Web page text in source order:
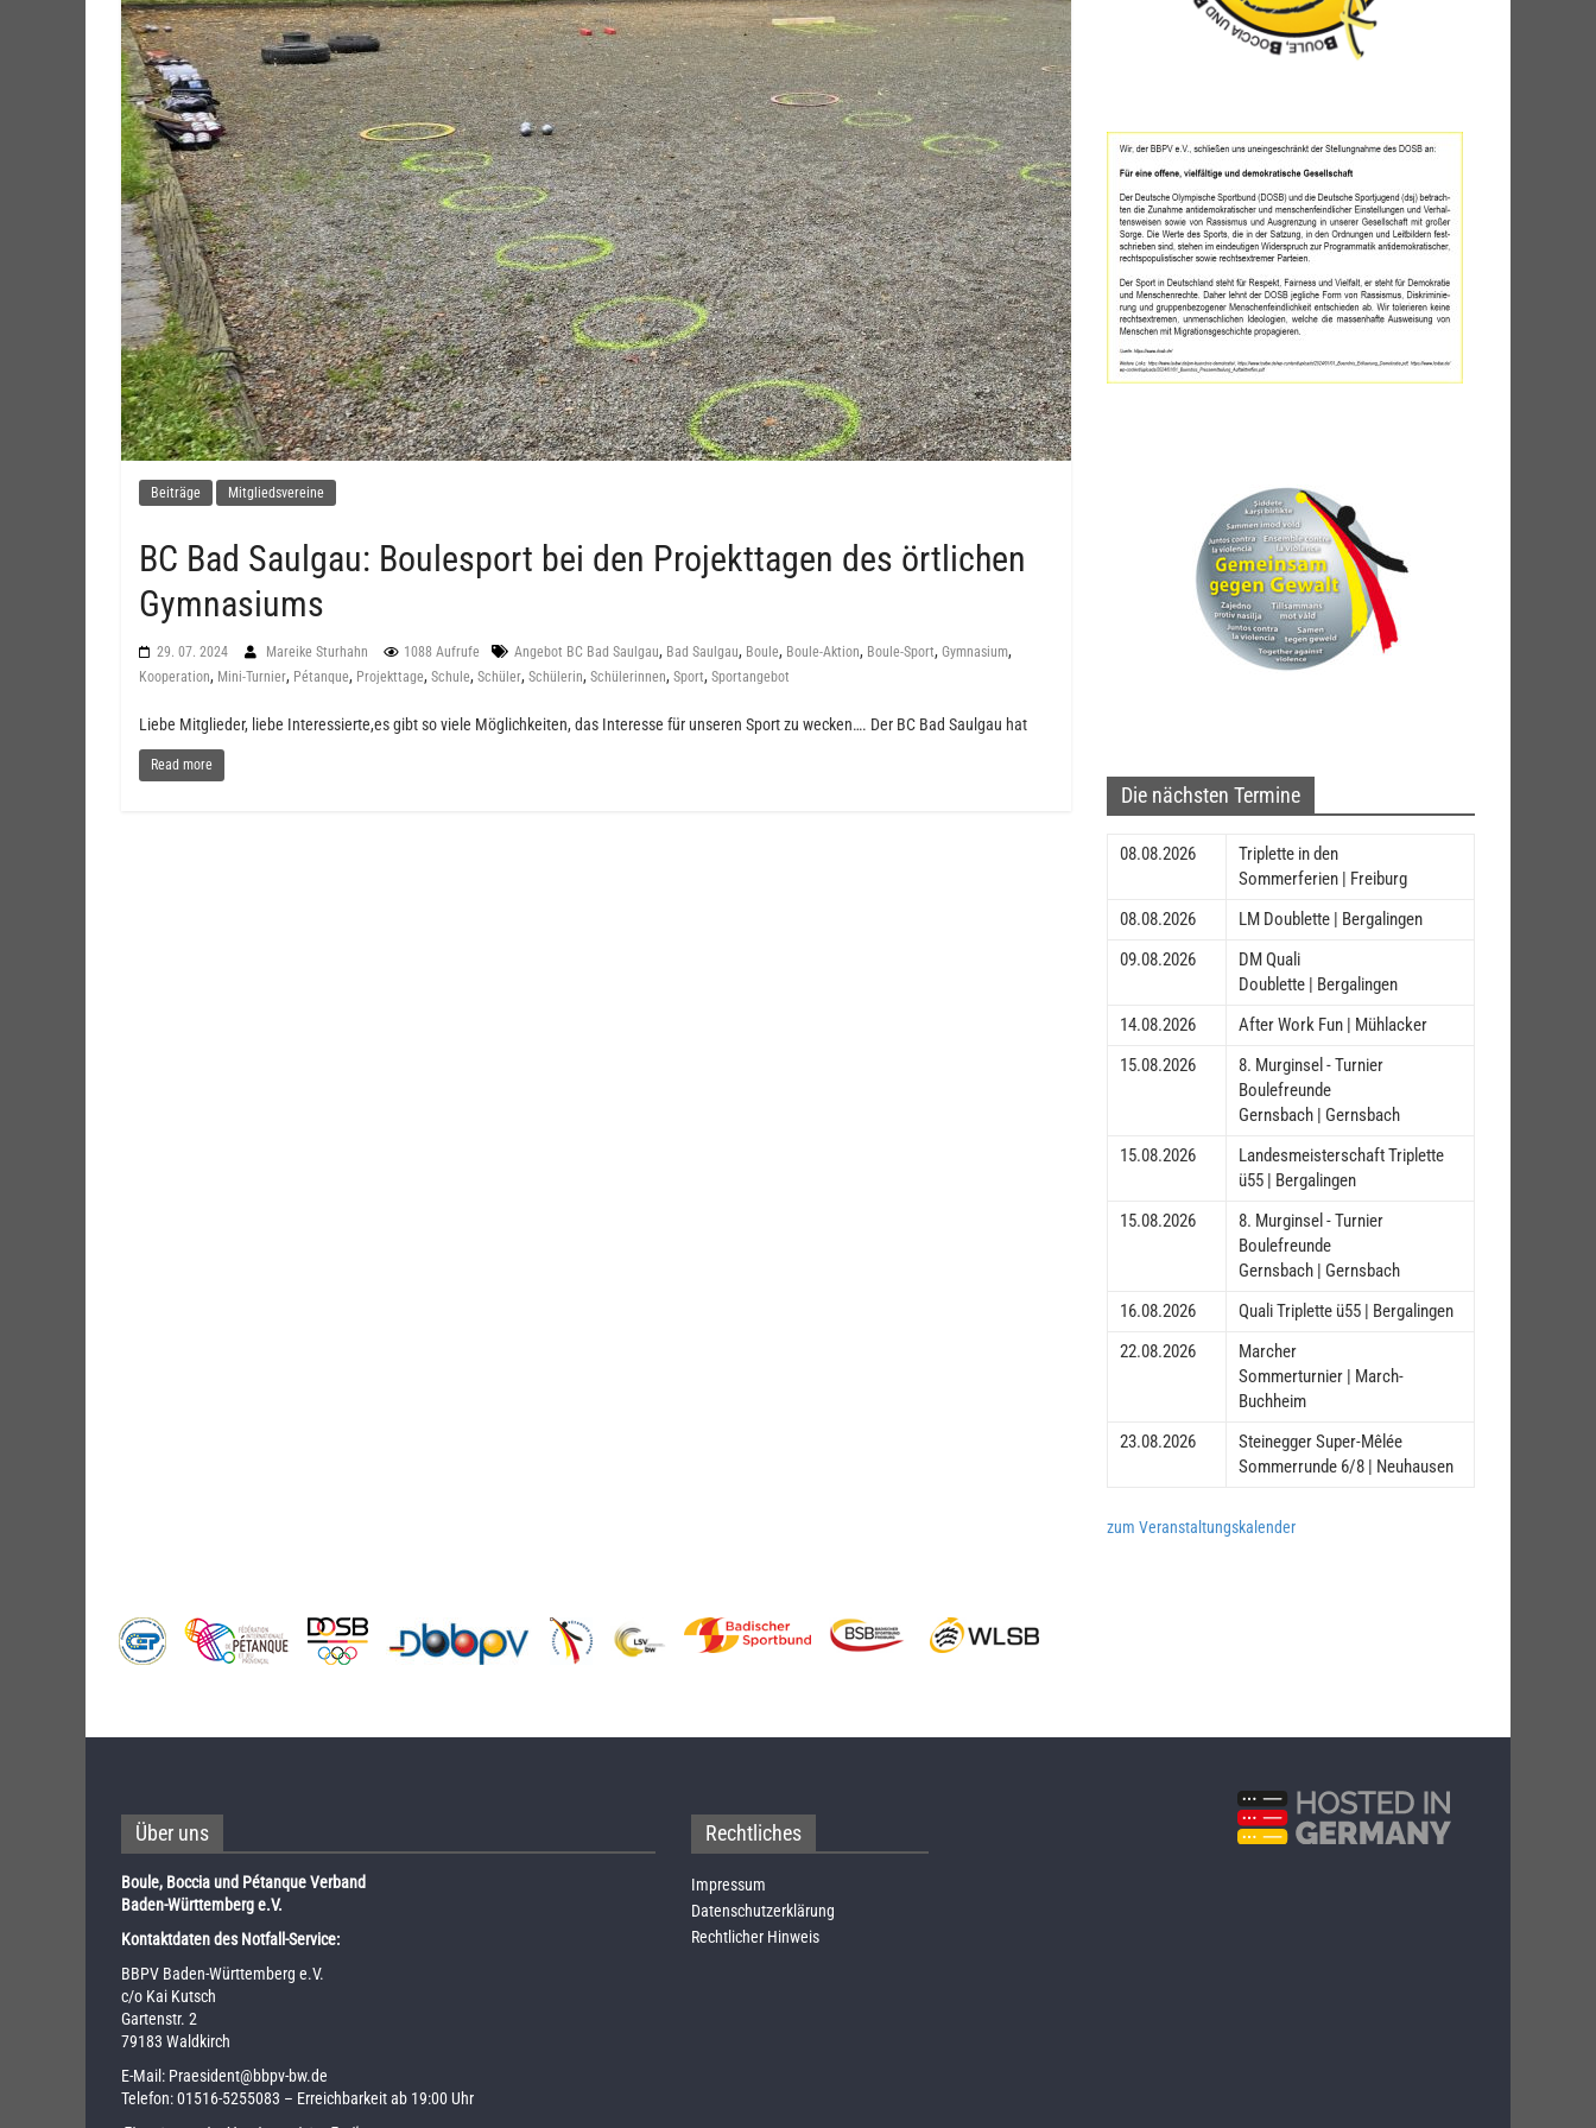
Beiträge Mitgliedsvereine
BC Bad Saulgau: Boulesport bei den Projekttagen des örtlichen
Gymnasiums
29. 07. 2024 Mareike Sturhahn 1088 Aufrufe Angebot BC Bad Saulgau, Bad Saulgau, Boule, Boule-Aktion, Boule-Sport, Gymnasium,
Kooperation, Mini-Turnier, Pétanque, Projekttage, Schule, Schüler, Schülerin, Schülerinnen, Sport, Sportangebot
Liebe Mitglieder, liebe Interessierte,es gibt so viele Möglichkeiten, das Interesse für unseren Sport zu wecken…. Der BC Bad Saulgau hat
Read more
Die nächsten Termine
08.08.2026
Triplette in den
Sommerferien | Freiburg
08.08.2026
LM Doublette | Bergalingen
09.08.2026
DM Quali
Doublette | Bergalingen
14.08.2026
After Work Fun | Mühlacker
15.08.2026
8. Murginsel - Turnier
Boulefreunde
Gernsbach | Gernsbach
15.08.2026
Landesmeisterschaft Triplette
ü55 | Bergalingen
15.08.2026
8. Murginsel - Turnier
Boulefreunde
Gernsbach | Gernsbach
16.08.2026
Quali Triplette ü55 | Bergalingen
22.08.2026
Marcher
Sommerturnier | March-
Buchheim
23.08.2026
Steinegger Super-Mêlée
Sommerrunde 6/8 | Neuhausen
zum Veranstaltungskalender
Über uns
Boule, Boccia und Pétanque Verband
Baden-Württemberg e.V.
Kontaktdaten des Notfall-Service:
BBPV Baden-Württemberg e.V.
c/o Kai Kutsch
Gartenstr. 2
79183 Waldkirch
E-Mail: Praesident@bbpv-bw.de
Telefon:01516-5255083 – Erreichbarkeit ab 19:00 Uhr
Rechtliches
Impressum
Datenschutzerklärung
Rechtlicher Hinweis